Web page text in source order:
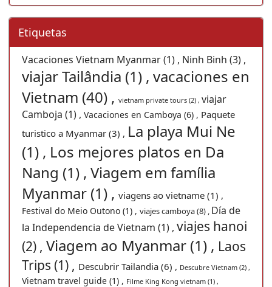
Etiquetas
Vacaciones Vietnam Myanmar (1) , Ninh Binh (3) ,
viajar Tailândia (1) , vacaciones en
Vietnam (40) , vietnam private tours (2) , viajar
Camboja (1) , Vacaciones en Camboya (6) , Paquete
turistico a Myanmar (3) , La playa Mui Ne
(1) , Los mejores platos en Da
Nang (1) , Viagem em família
Myanmar (1) , viagens ao vietname (1) ,
Festival do Meio Outono (1) , viajes camboya (8) , Día de
la Independencia de Vietnam (1) , viajes hanoi
(2) , Viagem ao Myanmar (1) , Laos
Trips (1) , Descubrir Tailandia (6) , Descubre Vietnam (2) ,
Vietnam travel guide (1) , Filme King Kong vietnam (1) ,